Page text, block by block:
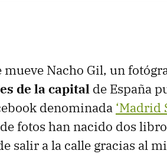
Nacho Gil, un
de la capital de España
denominada ‘Madrid
fotos han nacido dos
salir a la calle gracias al